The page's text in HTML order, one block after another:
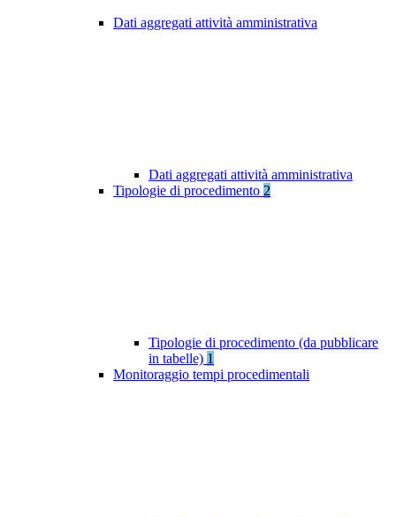
Dati aggregati attività amministrativa
Dati aggregati attività amministrativa
Tipologie di procedimento 2
Tipologie di procedimento (da pubblicare
in tabelle) 1
Monitoraggio tempi procedimentali